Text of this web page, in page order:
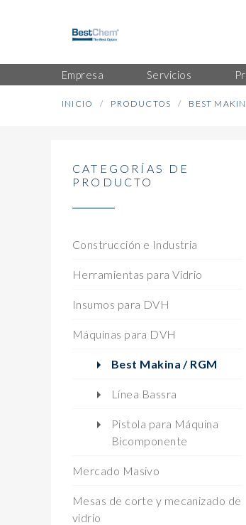
Empresa Servicios
INICIO PRODUCTOS BEST
CATEGORÍAS DE
PRODUCTO
Construcción e Industria
Herramientas para Vidrio
Insumos para DVH
Máquinas para DVH
Best Makina / RGM
Línea Bassra
Pistola para Máquina
Bicomponente
Mercado Masivo
Mesas de corte y mecanizado de
vidrio